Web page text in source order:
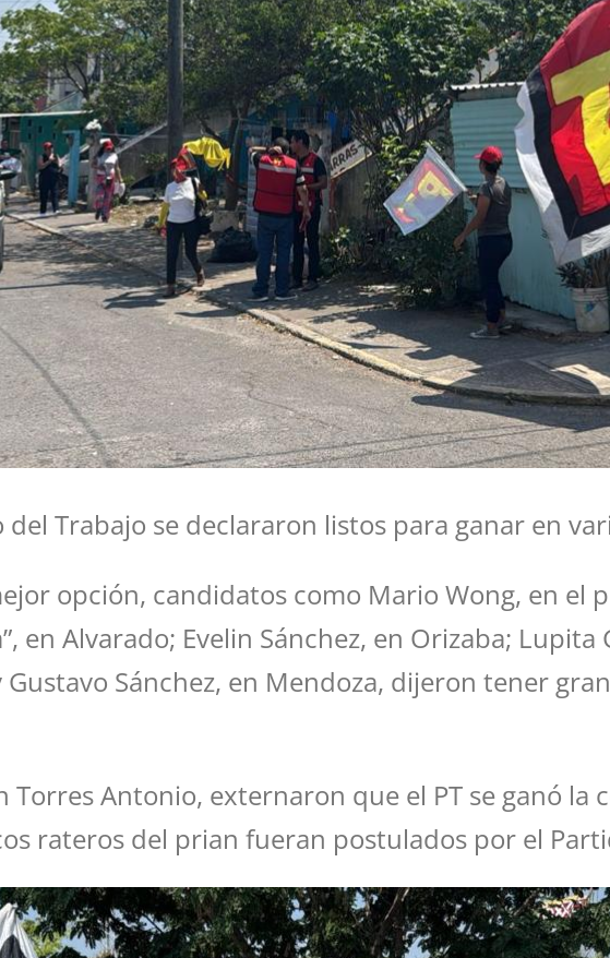
Trabajo se declararon listos para ganar en
opción, candidatos como Mario Wong, en el
en Alvarado; Evelin Sánchez, en Orizaba;
Gustavo Sánchez, en Mendoza, dijeron tener
Torres Antonio, externaron que el PT se ganó
rateros del prian fueran postulados por el